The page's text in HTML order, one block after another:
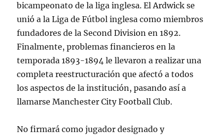
bicampeonato de la liga inglesa. El Ardwick se
unió a la Liga de Fútbol inglesa como miembros
fundadores de la Second Division en 1892.
Finalmente, problemas financieros en la
temporada 1893-1894 le llevaron a realizar una
completa reestructuración que afectó a todos
los aspectos de la institución, pasando así a
llamarse Manchester City Football Club.
No firmará como jugador designado y